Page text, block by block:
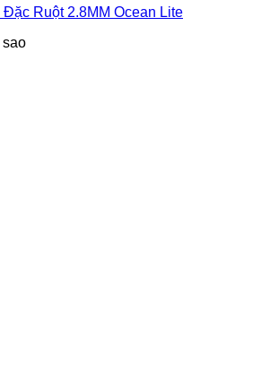
Ruột 2.8MM Ocean Lite
sao